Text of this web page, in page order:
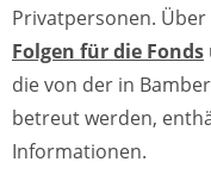
Privatpersonen.
Folgen für die Fonds
die von der in
betreut werden,
Informationen.